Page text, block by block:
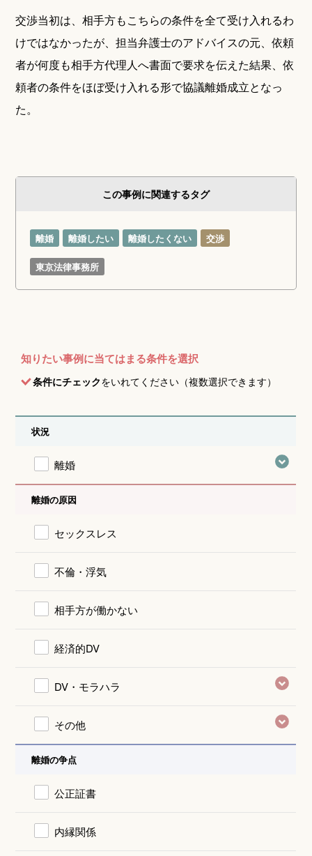
交渉当初は、相手方もこちらの条件を全て受け入れるわ
けではなかったが、担当弁護士のアドバイスの元、依頼
者が何度も相手方代理人へ書面で要求を伝えた結果、依
頼者の条件をほぼ受け入れる形で協議離婚成立となっ
た。
この事例に関連するタグ
離婚 離婚したい 離婚したくない 交渉
東京法律事務所
知りたい事例に当てはまる条件を選択
条件にチェックをいれてください（複数選択できます）
状況
離婚
離婚の原因
セックスレス
不倫・浮気
相手方が働かない
経済的DV
DV・モラハラ
その他
離婚の争点
公正証書
内縁関係